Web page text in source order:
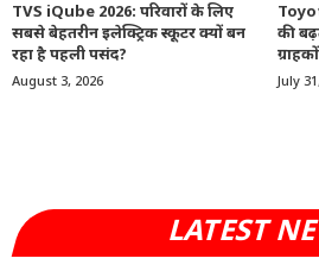
TVS iQube 2026: परिवारों के लिए
सबसे बेहतरीन इलेक्ट्रिक स्कूटर क्यों बन
रहा है पहली पसंद?
August 3, 2026
की
July
LATEST